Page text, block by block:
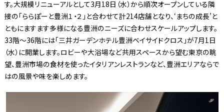
す。大規模リニューアルとして3月18日（水）から順次オープンしている隣
接の「ららぽーと豊洲１・２」と合わせて計214店舗となり、‘まちの成長’と
ともにますます多様になる豊洲のニーズに合わせスケールアップします。
33階～36階には「三井ガーデンホテル豊洲ベイサイドクロス」が7月1日
（水）に開業します。ロビーや大浴場など共用スペースから望む東京の眺
望、豊洲市場の食材を使ったイタリアンレストランなど、豊洲エリアならで
はの風景や味を楽しめます。